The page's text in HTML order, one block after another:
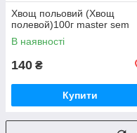
Хвощ польовий (Хвощ
полевой)100г master sem
В наявності
140 ₴
Купити